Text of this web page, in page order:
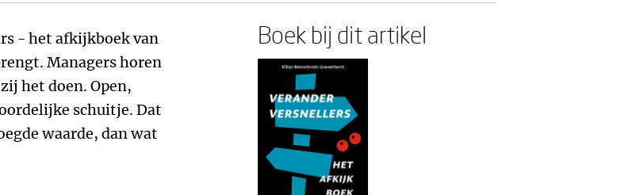
- het afkijkboek van
Managers horen
het doen. Open,
schuitje. Dat
waarde, dan wat
Boek bij dit artikel